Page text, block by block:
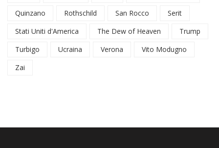
Quinzano
Rothschild San Rocco
Serit
Stati Uniti d'America
The Dew of Heaven
Trump
Turbigo
Ucraina Verona
Vito Modugno
Zai